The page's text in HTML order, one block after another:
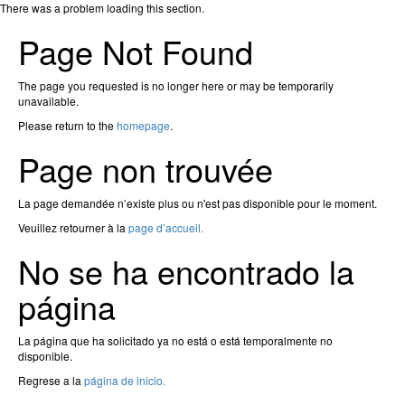
There was a problem loading this section.
Page Not Found
The page you requested is no longer here or may be temporarily
unavailable.
Please return to thehomepage.
Page non trouvée
La page demandée n’existe plus ou n'est pas disponible pour le moment.
Veuillez retourner à la page d’accueil.
No se ha encontrado la
página
La página que ha solicitado ya no está o está temporalmente no
disponible.
Regrese a la página de inicio.